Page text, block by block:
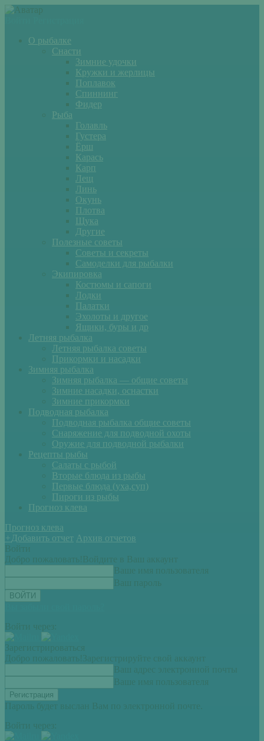
О рыбалке
Снасти
Зимние удочки
Кружки и жерлицы
Поплавок
Спиннинг
Фидер
Рыба
Голавль
Густера
Ёрш
Карась
Карп
Лещ
Линь
Окунь
Плотва
Щука
Другие
Полезные советы
Советы и секреты
Самоделки для рыбалки
Экипировка
Костюмы и сапоги
Лодки
Палатки
Эхолоты и другое
Ящики, буры и др
Летняя рыбалка
Летняя рыбалка советы
Прикормки и насадки
Зимняя рыбалка
Зимняя рыбалка — общие советы
Зимние насадки, оснастки
Зимние прикормки
Подводная рыбалка
Подводная рыбалка общие советы
Снаряжение для подводной охоты
Оружие для подводной рыбалки
Рецепты рыбы
Салаты с рыбой
Вторые блюда из рыбы
Первые блюда (уха,суп)
Пироги из рыбы
Прогноз клева
Прогноз клева
+ Добавить отчет Архив отчетов
Войти
Добро пожаловать! Войдите в Ваш аккаунт
Ваше имя пользователя
Ваш пароль
Войти через:
Зарегистрироваться
Добро пожаловать! Зарегистрируйте свой аккаунт
Ваш адрес электронной почты
Ваше имя пользователя
Пароль будет выслан Вам по электронной почте.
Войти через: